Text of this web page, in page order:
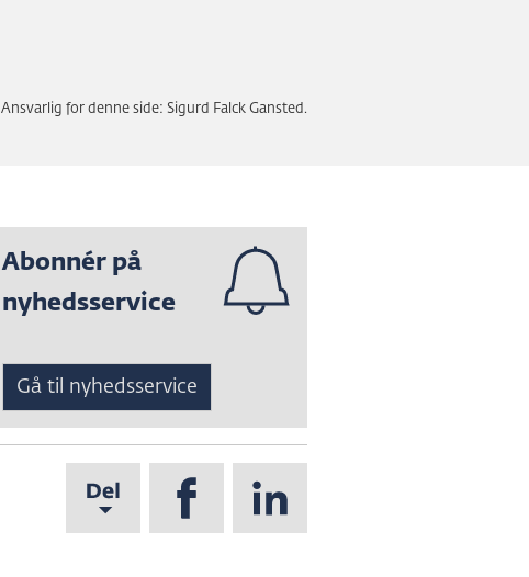
Ansvarlig for denne side: Sigurd Falck Gansted.
Abonnér på
nyhedsservice
Gå til nyhedsservice